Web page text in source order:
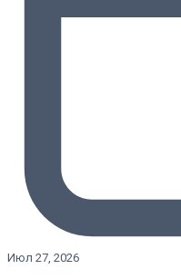
Июл 27, 2026